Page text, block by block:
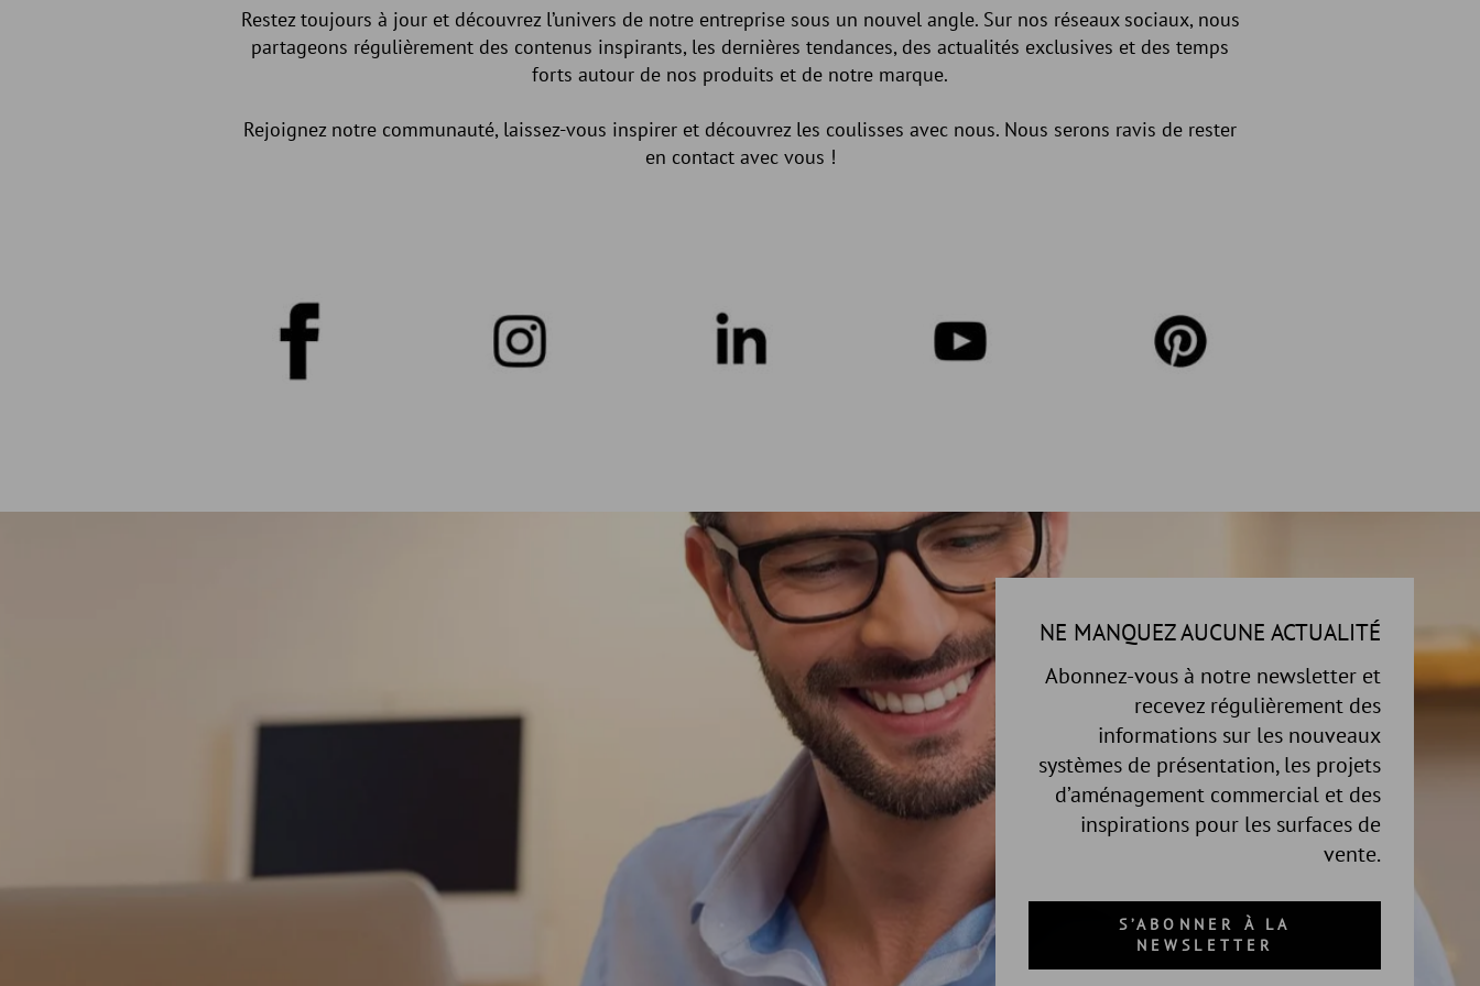
Restez toujours à jour et découvrez l’univers de notre entreprise sous un nouvel angle. Sur nos réseaux sociaux, nous
partageons régulièrement des contenus inspirants, les dernières tendances, des actualités exclusives et des temps
forts autour de nos produits et de notre marque.
Rejoignez notre communauté, laissez-vous inspirer et découvrez les coulisses avec nous. Nous serons ravis de rester
en contact avec vous !
NE MANQUEZ AUCUNE ACTUALITÉ
Abonnez-vous à notre newsletter et
recevez régulièrement des
informations sur les nouveaux
systèmes de présentation, les projets
d’aménagement commercial et des
inspirations pour les surfaces de
vente.
S’ABONNER À LA
NEWSLETTER